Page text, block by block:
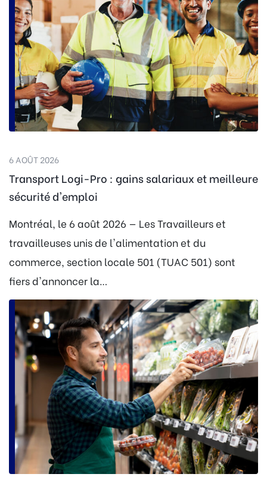
6 AOÛT 2026
Transport Logi-Pro : gains salariaux et meilleure
sécurité d'emploi
Montréal, le 6 août 2026 — Les Travailleurs et
travailleuses unis de l'alimentation et du
commerce, section locale 501 (TUAC 501) sont
fiers d'annoncer la…